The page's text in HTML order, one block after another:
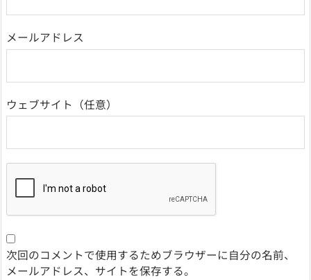
メールアドレス
ウェブサイト
次回のコメントで使用するためブラウザーに自分の名前、
メールアドレス、サイトを保存する。